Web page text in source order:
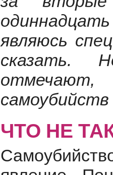
являюсь
сказать.
отмечают,
ЧТО НЕ